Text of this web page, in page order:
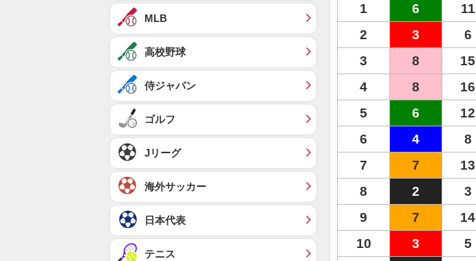
1 6 11
2
3 6
3
8 15
4
8 16
5
6 12
6
4 8
7
7 13
8
2 3
9
7 14
10
3 5
MLB
高校野球
侍ジャパン
ゴルフ
Jリーグ
海外サッカー
日本代表
テニス